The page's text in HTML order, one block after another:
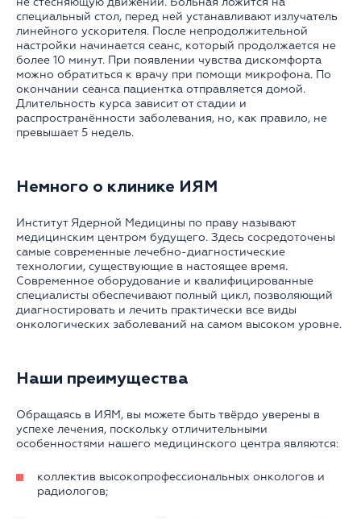
не стесняющую движений. Больная ложится на
специальный стол, перед ней устанавливают излучатель
линейного ускорителя. После непродолжительной
настройки начинается сеанс, который продолжается не
более 10 минут. При появлении чувства дискомфорта
можно обратиться к врачу при помощи микрофона. По
окончании сеанса пациентка отправляется домой.
Длительность курса зависит от стадии и
распространённости заболевания, но, как правило, не
превышает 5 недель.
Немного о клинике ИЯМ
Институт Ядерной Медицины по праву называют
медицинским центром будущего. Здесь сосредоточены
самые современные лечебно-диагностические
технологии, существующие в настоящее время.
Современное оборудование и квалифицированные
специалисты обеспечивают полный цикл, позволяющий
диагностировать и лечить практически все виды
онкологических заболеваний на самом высоком уровне.
Наши преимущества
Обращаясь в ИЯМ, вы можете быть твёрдо уверены в
успехе лечения, поскольку отличительными
особенностями нашего медицинского центра являются:
коллектив высокопрофессиональных онкологов и
радиологов;